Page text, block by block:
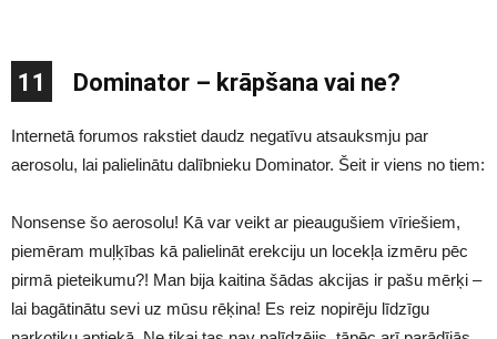
11 Dominator – krāpšana vai ne?
Internetā forumos rakstiet daudz negatīvu atsauksmju par
aerosolu, lai palielinātu dalībnieku Dominator. Šeit ir viens no tiem:
Nonsense šo aerosolu! Kā var veikt ar pieaugušiem vīriešiem,
piemēram muļķības kā palielināt erekciju un locekļa izmēru pēc
pirmā pieteikumu?! Man bija kaitina šādas akcijas ir pašu mērķi –
lai bagātinātu sevi uz mūsu rēķina! Es reiz nopirēju līdzīgu